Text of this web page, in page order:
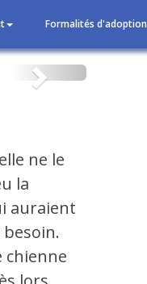
Formalités d'adoption
Suivant
ne le
la
auraient
chienne